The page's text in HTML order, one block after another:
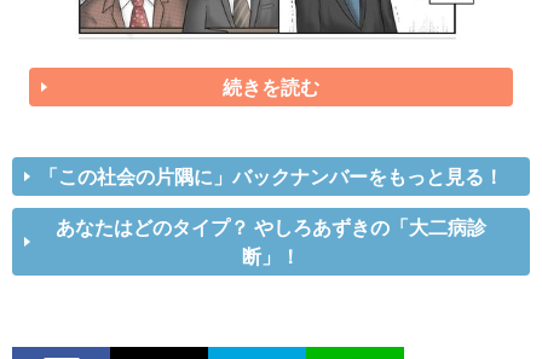
続きを読む
「この社会の片隅に」バックナンバーをもっと見る！
あなたはどのタイプ？ やしろあずきの「大二病診
断」！